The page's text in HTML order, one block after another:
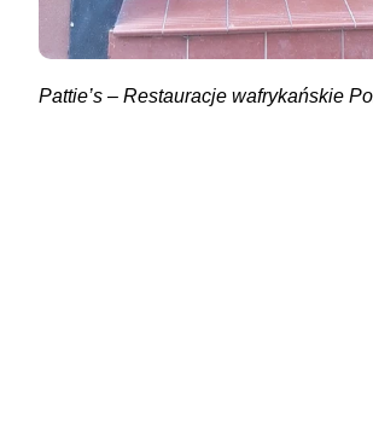
Pattie’s – Restauracje wafrykańskie